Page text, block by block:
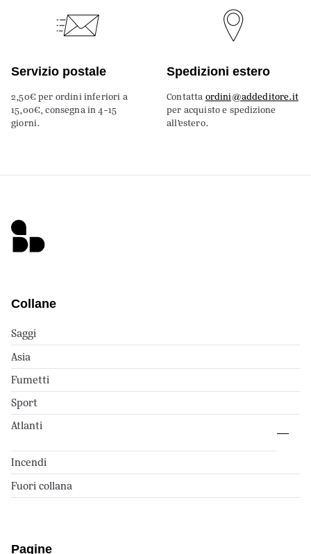
Servizio postale
2,50€ per ordini inferiori a
15,00€, consegna in 4-15
giorni.
Spedizioni estero
Contatta ordini@addeditore.it
per acquisto e spedizione
all’estero.
Collane
Saggi
Asia
Fumetti
Sport
Atlanti
Incendi
Fuori collana
Pagine